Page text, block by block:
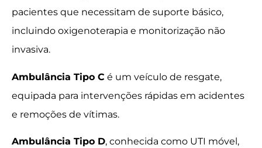
pacientes que necessitam de suporte básico,
incluindo oxigenoterapia e monitorização não
invasiva.
Ambulância Tipo C é um veículo de resgate,
equipada para intervenções rápidas em acidentes
e remoções de vítimas.
Ambulância Tipo D, conhecida como UTI móvel,